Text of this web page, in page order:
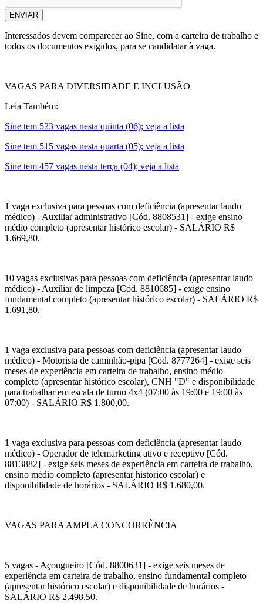
ENVIAR
Interessados devem comparecer ao Sine, com a carteira de trabalho e
todos os documentos exigidos, para se candidatar à vaga.
VAGAS PARA DIVERSIDADE E INCLUSÃO
Leia Também:
Sine tem 523 vagas nesta quinta (06); veja a lista
Sine tem 515 vagas nesta quarta (05); veja a lista
Sine tem 457 vagas nesta terça (04); veja a lista
1 vaga exclusiva para pessoas com deficiência (apresentar laudo
médico) - Auxiliar administrativo [Cód. 8808531] - exige ensino
médio completo (apresentar histórico escolar) - SALÁRIO R$
1.669,80.
10 vagas exclusivas para pessoas com deficiência (apresentar laudo
médico) - Auxiliar de limpeza [Cód. 8810685] - exige ensino
fundamental completo (apresentar histórico escolar) - SALÁRIO R$
1.691,80.
1 vaga exclusiva para pessoas com deficiência (apresentar laudo
médico) - Motorista de caminhão-pipa [Cód. 8777264] - exige seis
meses de experiência em carteira de trabalho, ensino médio
completo (apresentar histórico escolar), CNH "D" e disponibilidade
para trabalhar em escala de turno 4x4 (07:00 às 19:00 e 19:00 às
07:00) - SALÁRIO R$ 1.800,00.
1 vaga exclusiva para pessoas com deficiência (apresentar laudo
médico) - Operador de telemarketing ativo e receptivo [Cód.
8813882] - exige seis meses de experiência em carteira de trabalho,
ensino médio completo (apresentar histórico escolar) e
disponibilidade de horários - SALÁRIO R$ 1.680,00.
VAGAS PARA AMPLA CONCORRÊNCIA
5 vagas - Açougueiro [Cód. 8800631] - exige seis meses de
experiência em carteira de trabalho, ensino fundamental completo
(apresentar histórico escolar) e disponibilidade de horários -
SALÁRIO R$ 2.498,50.